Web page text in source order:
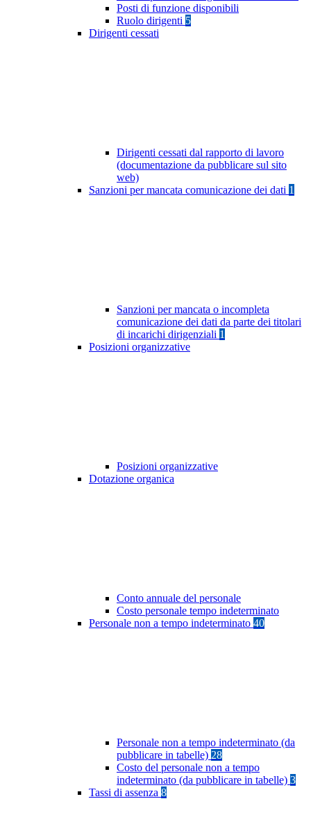
Posti di funzione disponibili
Ruolo dirigenti 5
Dirigenti cessati
Dirigenti cessati dal rapporto di lavoro
(documentazione da pubblicare sul sito
web)
Sanzioni per mancata comunicazione dei dati 1
Sanzioni per mancata o incompleta
comunicazione dei dati da parte dei titolari
di incarichi dirigenziali 1
Posizioni organizzative
Posizioni organizzative
Dotazione organica
Conto annuale del personale
Costo personale tempo indeterminato
Personale non a tempo indeterminato 40
Personale non a tempo indeterminato (da
pubblicare in tabelle) 28
Costo del personale non a tempo
indeterminato (da pubblicare in tabelle) 3
Tassi di assenza 8